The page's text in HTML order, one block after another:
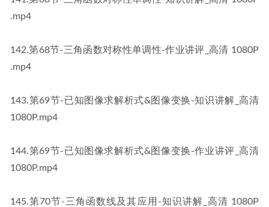
.mp4
​142​.第68节-三角函数对称性单调性-作业讲评_高清 1080P​​
.mp4
​143​.第69节-已知图像求解析式&图像变换-知识讲解_高清
1080P​​.mp4
​144​.第69节-已知图像求解析式&图像变换-作业讲评_高清
1080P​​.mp4
​145​.第70节-三角函数线及其应用-知识讲解_高清 1080P​​